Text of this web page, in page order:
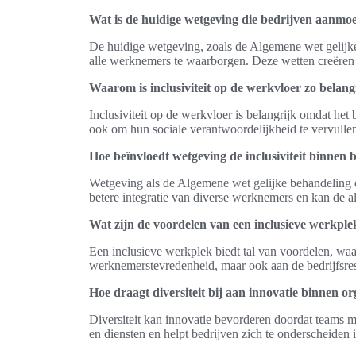
Wat is de huidige wetgeving die bedrijven
De huidige wetgeving, zoals de Algemene wet
alle werknemers te waarborgen. Deze wetten
Waarom is inclusiviteit op de werkvloer zo
Inclusiviteit op de werkvloer is belangrijk omdat het
ook om hun sociale verantwoordelijkheid te
Hoe beïnvloedt wetgeving de inclusiviteit binnen
Wetgeving als de Algemene wet gelijke
betere integratie van diverse werknemers en kan de
Wat zijn de voordelen van een inclusieve
Een inclusieve werkplek biedt tal van voordelen,
werknemerstevredenheid, maar ook aan de
Hoe draagt diversiteit bij aan innovatie binnen
Diversiteit kan innovatie bevorderen doordat teams
en diensten en helpt bedrijven zich te onderscheiden